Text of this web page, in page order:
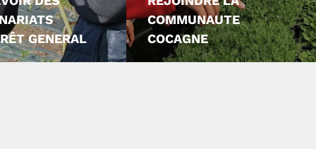
GENERAL
COMMUNAUTE
COCAGNE